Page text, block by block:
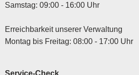
Samstag: 09:00 - 16:00 Uhr
Erreichbarkeit unserer Verwaltung
Montag bis Freitag: 08:00 - 17:00 Uhr
Service-Check